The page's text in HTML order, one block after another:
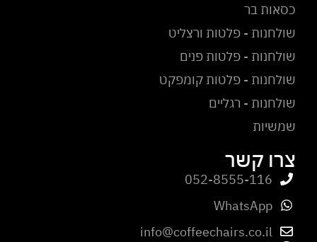
כסאות בר
שולחנות - פלטות ורצליט
שולחנות - פלטות פנים
שולחנות - פלטות קומפקט
שולחנות - רגליים
שמשיות
צרו קשר
052-8555-116
WhatsApp
info@coffeechairs.co.il